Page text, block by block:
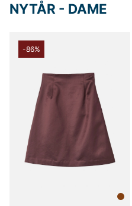
NYTÅR - DAME
-86%